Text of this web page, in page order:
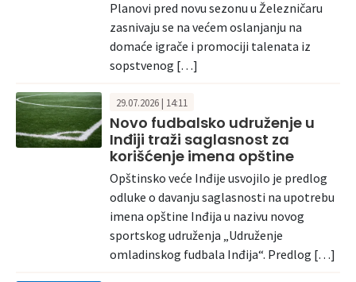
Planovi pred novu sezonu u Železničaru
zasnivaju se na većem oslanjanju na
domaće igrače i promociji talenata iz
sopstvenog […]
29.07.2026 | 14:11
Novo fudbalsko udruženje u
Inđiji traži saglasnost za
korišćenje imena opštine
Opštinsko veće Inđije usvojilo je predlog
odluke o davanju saglasnosti na upotrebu
imena opštine Inđija u nazivu novog
sportskog udruženja „Udruženje
omladinskog fudbala Inđija“. Predlog […]